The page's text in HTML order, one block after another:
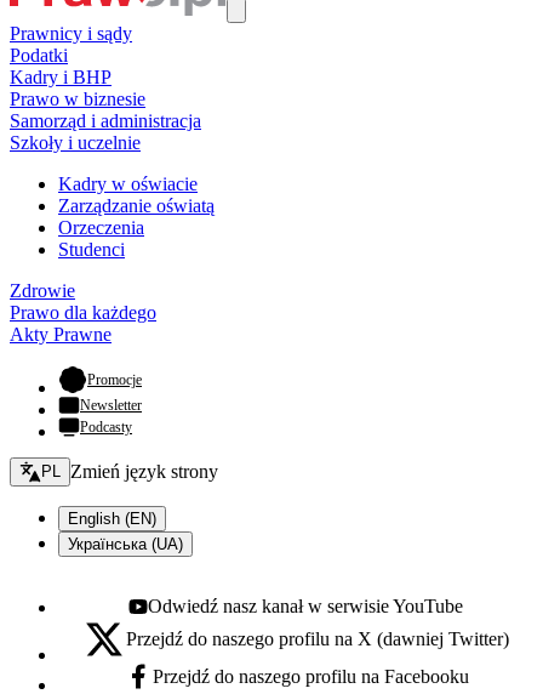
Prawnicy i sądy
Podatki
Kadry i BHP
Prawo w biznesie
Samorząd i administracja
Szkoły i uczelnie
Kadry w oświacie
Zarządzanie oświatą
Orzeczenia
Studenci
Zdrowie
Prawo dla każdego
Akty Prawne
Promocje- otwiera się w nowej karcie
Newsletter
Podcasty
Zmień język - bieżący:
PL Zmień język strony
English (EN)
Українська (UA)
Youtube - otwiera się w nowej karcie
Odwiedź nasz kanał w serwisie YouTube
X - otwiera się w nowej karcie
Przejdź do naszego profilu na X (dawniej Twitter)
Facebook - otwiera się w nowej karcie
Przejdź do naszego profilu na Facebooku